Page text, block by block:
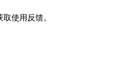
使用反馈。